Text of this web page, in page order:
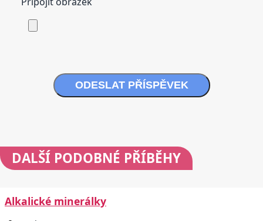
ODESLAT PŘÍSPĚVEK
DALŠÍ PODOBNÉ PŘÍBĚHY
Alkalické minerálky